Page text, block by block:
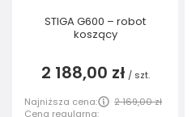
STIGA G600 – robot
koszący
2 188,00 zł / szt.
Najniższa cena:
2 169,00 zł
Cena regularna: